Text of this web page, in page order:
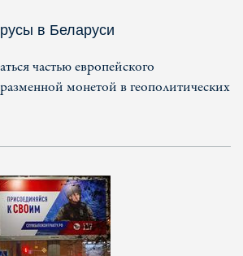
в Беларуси
частью европейского
монетой в геополитических